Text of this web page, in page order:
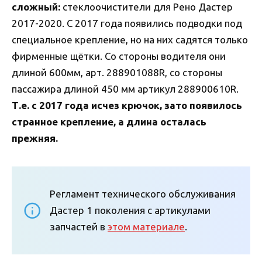
сложный: стеклоочистители для Рено Дастер
2017-2020. С 2017 года появились подводки под
специальное крепление, но на них садятся только
фирменные щётки. Со стороны водителя они
длиной 600мм, арт. 288901088R, со стороны
пассажира длиной 450 мм артикул 288900610R.
Т.е. с 2017 года исчез крючок, зато появилось
странное крепление, а длина осталась
прежняя.
Регламент технического обслуживания
Дастер 1 поколения с артикулами
запчастей в этом материале.